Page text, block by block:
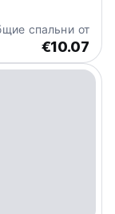
спальни от
€10.07